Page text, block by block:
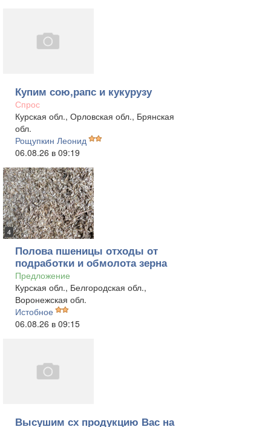
Купим сою,рапс и кукурузу
Спрос
Курская обл., Орловская обл., Брянская
обл.
Рощупкин Леонид
06.08.26 в 09:19
4
Полова пшеницы отходы от
подработки и обмолота зерна
Предложение
Курская обл., Белгородская обл.,
Воронежская обл.
Истобное
06.08.26 в 09:15
Высушим сх продукцию Вас на